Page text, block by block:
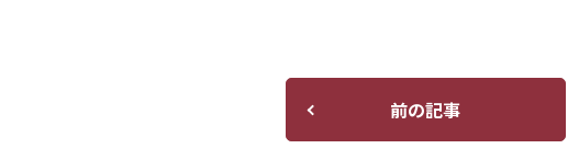
前の記事